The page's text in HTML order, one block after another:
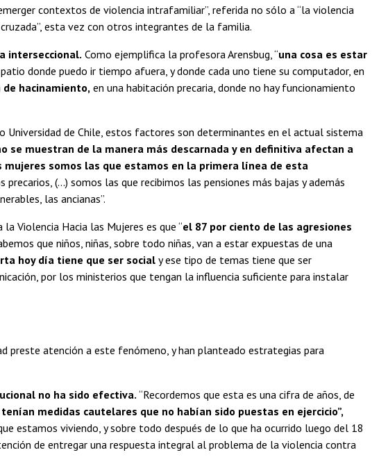
contextos de violencia intrafamiliar”, referida no sólo a “la violencia
esta vez con otros integrantes de la familia.
interseccional. Como ejemplifica la profesora Arensbug, “una cosa es estar
donde puedo ir tiempo afuera, y donde cada uno tiene su computador, en
hacinamiento, en una habitación precaria, donde no hay funcionamiento
Universidad de Chile, estos factores son determinantes en el actual sistema
se muestran de la manera más descarnada y en definitiva afectan a
somos las que estamos en la primera línea de esta
(…) somos las que recibimos las pensiones más bajas y además
las ancianas”.
Violencia Hacia las Mujeres es que “el 87 por ciento de las agresiones
que niños, niñas, sobre todo niñas, van a estar expuestas de una
hoy día tiene que ser socialy ese tipo de temas tiene que ser
por los ministerios que tengan la influencia suficiente para instalar
preste atención a este fenómeno, y han planteado estrategias para
no ha sido efectiva.“Recordemos que esta es una cifra de años, de
medidas cautelares que no habían sido puestas en ejercicio”,
estamos viviendo, y sobre todo después de lo que ha ocurrido luego del 18
de entregar una respuesta integral al problema de la violencia contra